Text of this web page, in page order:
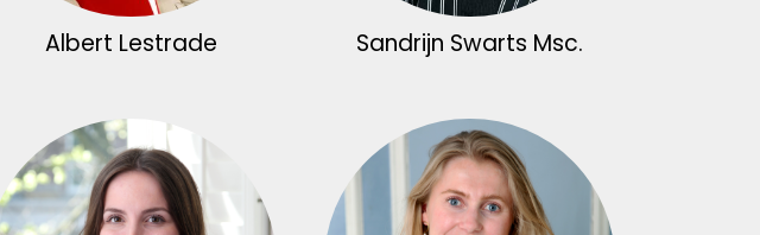
Albert Lestrade Sandrijn Swarts Msc.